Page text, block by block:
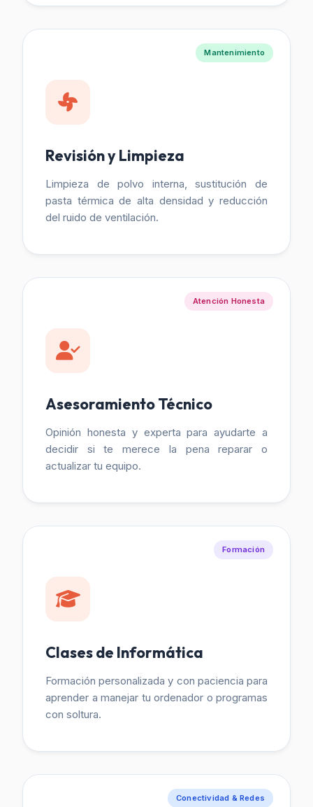
Mantenimiento
Revisión y Limpieza
Limpieza de polvo interna, sustitución de
pasta térmica de alta densidad y reducción
del ruido de ventilación.
Atención Honesta
Asesoramiento Técnico
Opinión honesta y experta para ayudarte a
decidir si te merece la pena reparar o
actualizar tu equipo.
Formación
Clases de Informática
Formación personalizada y con paciencia para
aprender a manejar tu ordenador o programas
con soltura.
Conectividad & Redes